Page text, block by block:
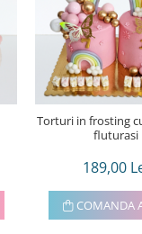
Torturi in frosting
fluturasi
189,00
COMANDA